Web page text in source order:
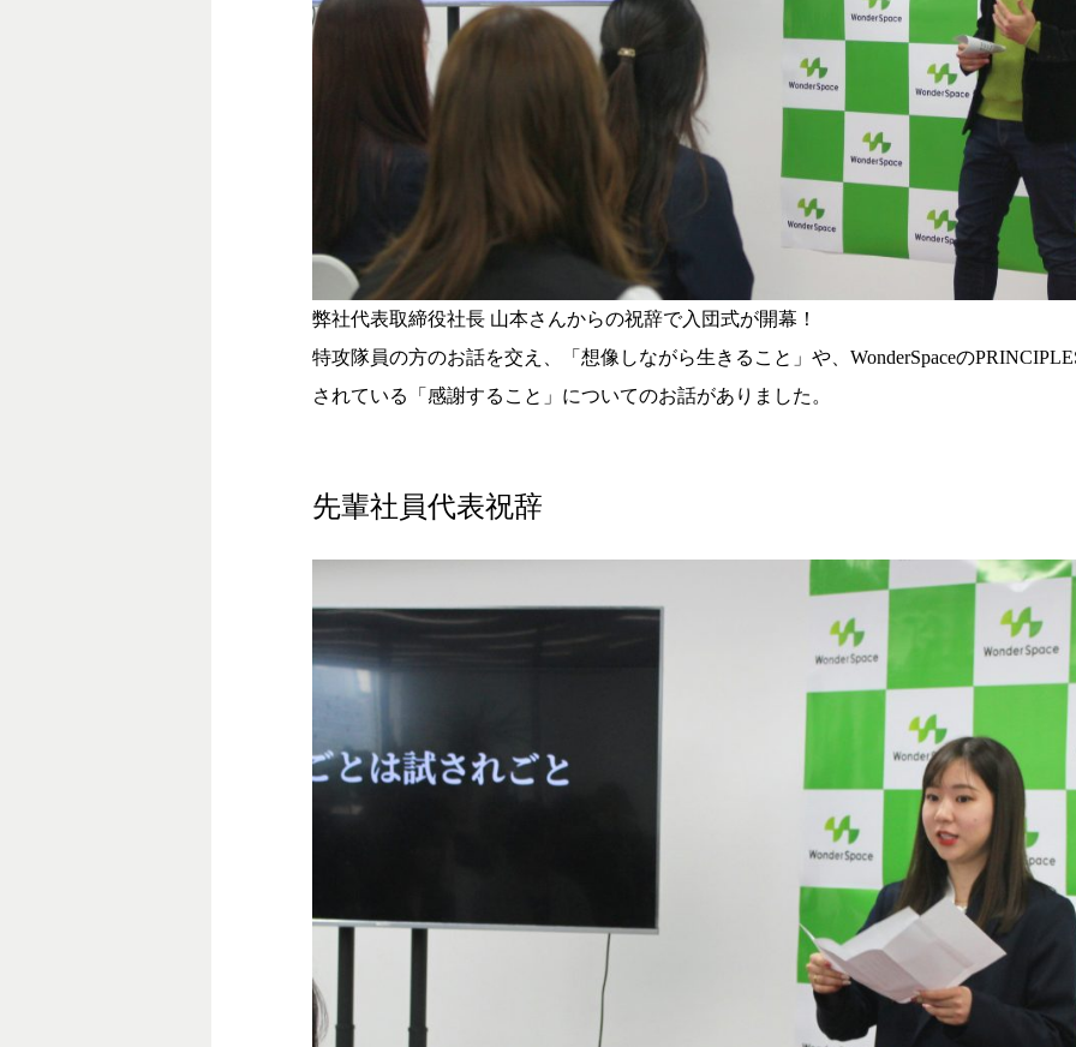
弊社代表取締役社長 山本さんからの祝辞で入団式が開幕！
特攻隊員の方のお話を交え、「想像しながら生きること」や、WonderSpaceの
されている「感謝すること」についてのお話がありました。
先輩社員代表祝辞